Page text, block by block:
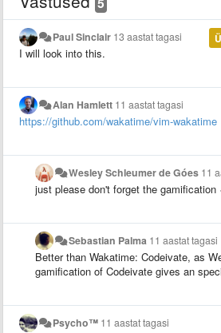
Paul Sinclair 13 aastat tagasi
I will look into this.
Alan Hamlett 11 aastat tagasi
https://github.com/wakatime/vim-wakatime
Wesley Schleumer de Góes 11
just please don't forget the gamification
Sebastian Palma 11 aastat tagasi
Better than Wakatime: Codeivate, as
gamification of Codeivate gives an
Psycho™ 11 aastat tagasi